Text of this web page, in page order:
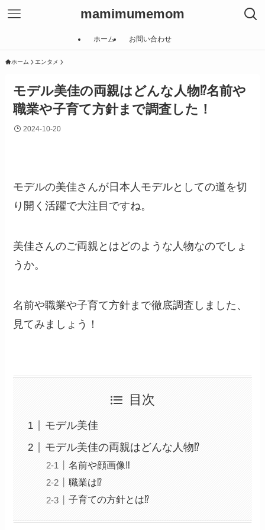
mamimumemom
ホーム お問い合わせ
ホーム エンタメ
モデル美佳の両親はどんな人物⁉名前や
職業や子育て方針まで調査した！
2024-10-20
モデルの美佳さんが日本人モデルとしての道を切
り開く活躍で大注目ですね。
美佳さんのご両親とはどのような人物なのでしょ
うか。
名前や職業や子育て方針まで徹底調査しました、
見てみましょう！
目次
モデル美佳
モデル美佳の両親はどんな人物⁉
名前や顔画像‼
職業は⁉
子育ての方針とは⁉